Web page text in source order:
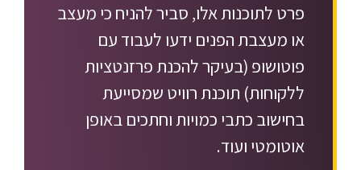
פרט לתוכנות אלו, סביר להניח כי מעצב
או מעצבת הפנים ידעו לעבוד עם
פוטושופ (בעיקר להכנת פרזנטציות
ללקוחות) תוכנת רוויט שמסייעת
בחישוב כתבי כמויות וחתכים באופן
אוטומטי ועוד.